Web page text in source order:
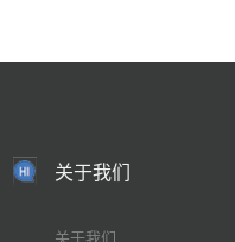
关于我们
关于我们